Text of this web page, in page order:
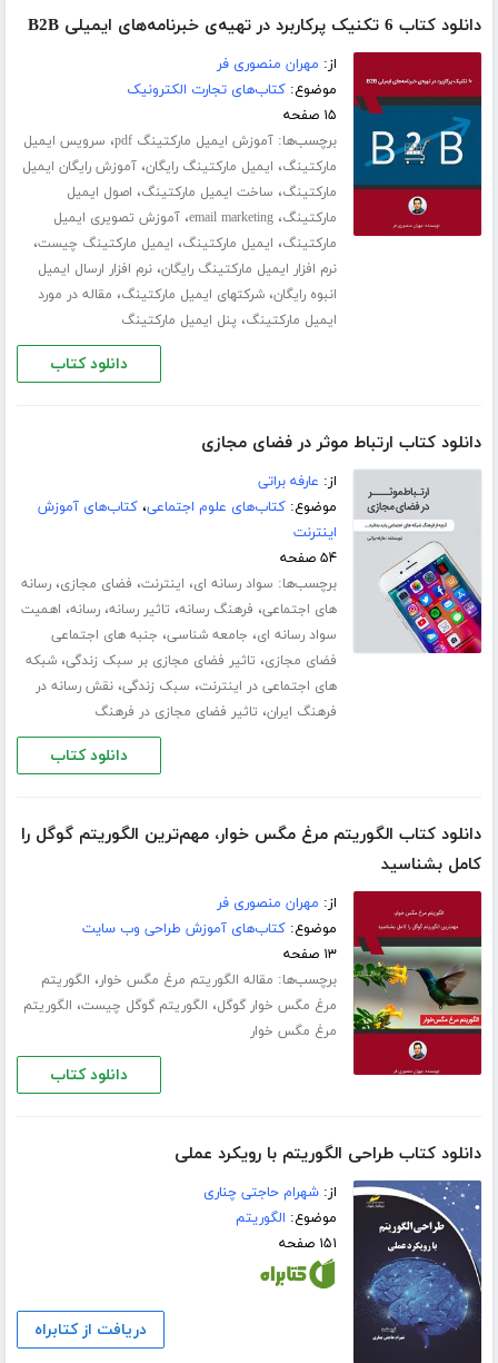
دانلود کتاب 6 تکنیک پرکاربرد در تهیه‌ی خبرنامه‌های ایمیلی B2B
از: مهران منصوری فر
موضوع:کتاب‌های تجارت الکترونیک
۱۵ صفحه
برچسب‌ها:آموزش ایمیل مارکتینگ pdf ، سرویس ایمیل
مارکتینگ، ایمیل مارکتینگ رایگان،آموزش رایگان ایمیل
مارکتینگ، ساخت ایمیل مارکتینگ، اصول ایمیل
مارکتینگ،email marketing،آموزش تصویری ایمیل
مارکتینگ، ایمیل مارکتینگ، ایمیل مارکتینگ چیست،
نرم افزار ایمیل مارکتینگ رایگان،نرم افزار ارسال ایمیل
انبوه رایگان،شرکتهای ایمیل مارکتینگ، مقاله در مورد
ایمیل مارکتینگ، پنل ایمیل مارکتینگ
دانلود کتاب
دانلود کتاب ارتباط موثر در فضای مجازی
از: عارفه براتی
موضوع:کتاب‌های علوم اجتماعی،کتاب‌های آموزش
اینترنت
۵۴ صفحه
برچسب‌ها: سواد رسانه ای، اینترنت، فضای مجازی،رسانه
های اجتماعی، فرهنگ رسانه، تاثیر رسانه،رسانه، اهمیت
سواد رسانه ای، جامعه شناسی، جنبه های اجتماعی
فضای مجازی، تاثیر فضای مجازی بر سبک زندگی،شبکه
های اجتماعی در اینترنت، سبک زندگی،نقش رسانه در
فرهنگ ایران، تاثیر فضای مجازی در فرهنگ
دانلود کتاب
دانلود کتاب الگوریتم مرغ مگس خوار، مهم‌ترین الگوریتم گوگل را
کامل بشناسید
از: مهران منصوری فر
موضوع:کتاب‌های آموزش طراحی وب سایت
۱۳ صفحه
برچسب‌ها: مقاله الگوریتم مرغ مگس خوار، الگوریتم
مرغ مگس خوار گوگل، الگوریتم گوگل چیست، الگوریتم
مرغ مگس خوار
دانلود کتاب
دانلود کتاب طراحی الگوریتم با رویکرد عملی
از:شهرام حاجتی چناری
موضوع: الگوریتم
۱۵۱ صفحه
دریافت از کتابراه